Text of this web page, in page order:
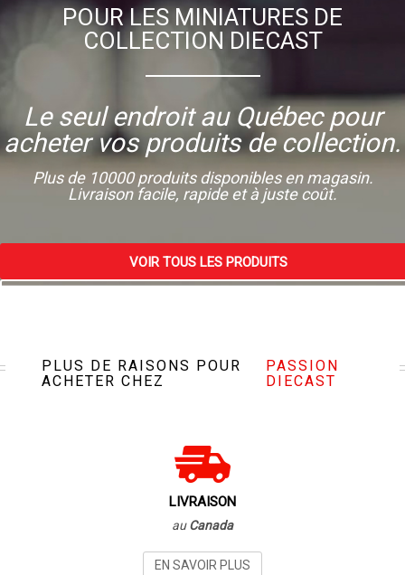
POUR LES MINIATURES DE
COLLECTION DIECAST
Le seul endroit au Québec pour
acheter vos produits de collection.
Plus de 10000 produits disponibles en magasin.
Livraison facile, rapide et à juste coût.
VOIR TOUS LES PRODUITS
PLUS DE RAISONS POUR
ACHETER CHEZ
PASSION
DIECAST
LIVRAISON
auCanada
EN SAVOIR PLUS